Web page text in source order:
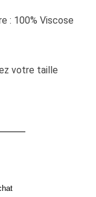
: 100% Viscose
votre taille